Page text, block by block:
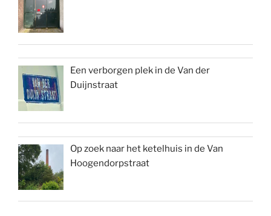
Een verborgen plek in de Van der
Duijnstraat
Op zoek naar het ketelhuis in de Van
Hoogendorpstraat